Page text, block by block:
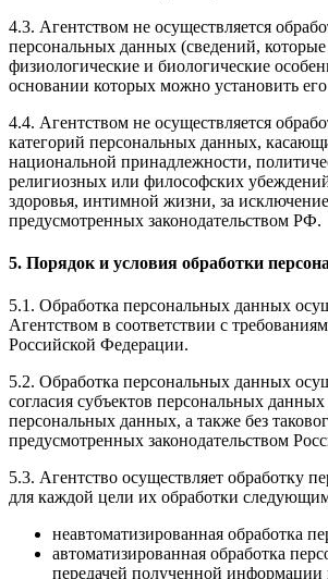
4.3. Агентством не осуществляется
персональных данных (сведений, которые
физиологические и биологические
основании которых можно установить
4.4. Агентством не осуществляется
категорий персональных данных,
национальной принадлежности,
религиозных или философских
здоровья, интимной жизни, за
предусмотренных законодательством РФ.
5. Порядок и условия обработки
5.1. Обработка персональных данных
Агентством в соответствии с
Российской Федерации.
5.2. Обработка персональных данных
согласия субъектов персональных
персональных данных, а также без
предусмотренных законодательством
5.3. Агентство осуществляет обработку
для каждой цели их обработки
неавтоматизированная обработка
автоматизированная обработка
передачей полученной